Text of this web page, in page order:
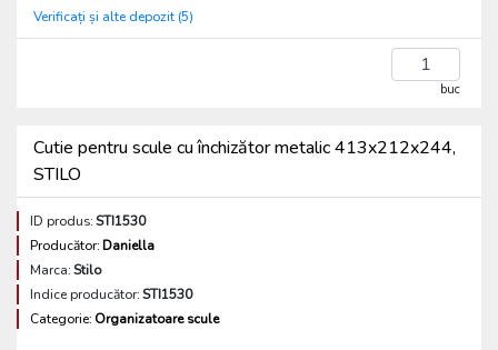
Verificați și alte depozit (5)
buc
Cutie pentru scule cu închizător metalic 413x212x244,
STILO
ID produs:STI1530
Producător:Daniella
Marca:Stilo
Indice producător:STI1530
Categorie: Organizatoare scule